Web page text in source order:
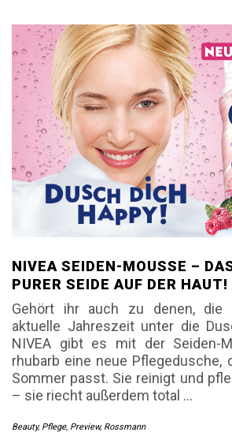
NIVEA SEIDEN-MOUSSE –
PURER SEIDE AUF DER HAUT!
Gehört ihr auch zu denen,
aktuelle Jahreszeit unter die
NIVEA gibt es mit der Seiden-
rhubarb eine neue Pflegedusche,
Sommer passt. Sie reinigt und
– sie riecht außerdem total …
Beauty, Pflege, Preview, Rossmann